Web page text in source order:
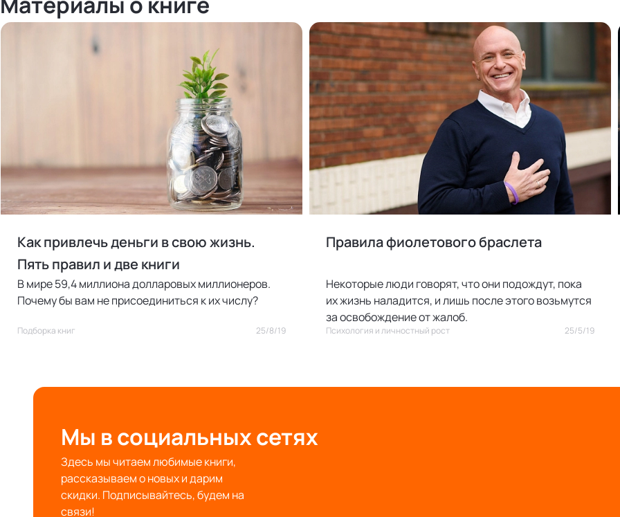
Как привлечь деньги в свою жизнь.
Пять правил и две книги
В мире 59,4 миллиона долларовых миллионеров.
Почему бы вам не присоединиться к их числу?
Подборка книг 25/8/19
Правила фиолетового браслета
Некоторые люди говорят, что они подождут, пока
их жизнь наладится, и лишь после этого возьмутся
за освобождение от жалоб.
Психология и личностный рост 25/5/19
Мы в социальных сетях
Здесь мы читаем любимые книги,
рассказываем о новых и дарим
скидки. Подписывайтесь, будем на
связи!